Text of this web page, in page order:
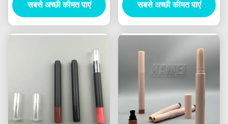
स्टिक निजी लेबल
सबसे अच्छी कीमत पाएं
सबसे अच्छी कीमत पाएं